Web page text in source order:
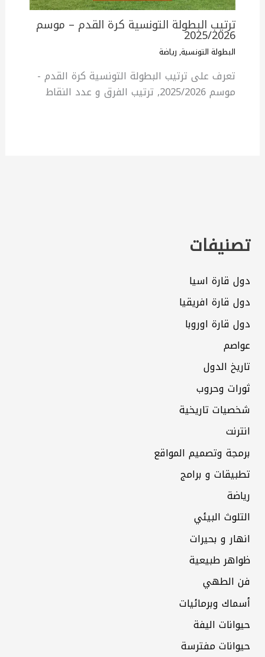
ترتيب البطولة التونسية كرة القدم – موسم
2025/2026
البطولة التونسية, رياضة
تعرف على ترتيب البطولة التونسية كرة القدم -
موسم 2025/2026, ترتيب الفرق و عدد النقاط
تصنيفات
دول قارة اسيا
دول قارة افريقيا
دول قارة اوروبا
عواصم
تاريخ الدول
ثورات وحروب
شخصيات تاريخية
انترنت
برمجة وتصميم المواقع
تطبيقات و برامج
رياضة
التلوث البيئي
انهار و بحيرات
ظواهر طبيعية
فن الطهي
أسماك وبرمائيات
حيوانات اليفة
حيوانات مفترسة